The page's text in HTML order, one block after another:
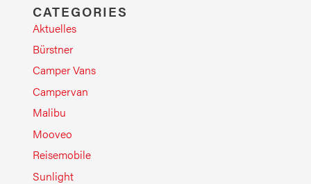
CATEGORIES
Aktuelles
Bürstner
Camper Vans
Campervan
Malibu
Mooveo
Reisemobile
Sunlight